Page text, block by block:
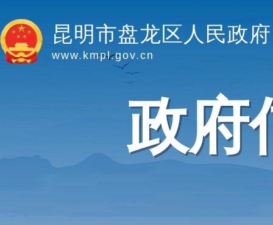
昆明市盘龙区人民政府
www.kmpl.gov.cn
政府